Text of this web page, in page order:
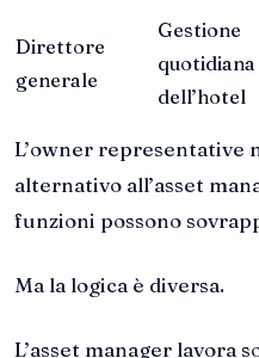
Direttore
generale
Gestione
quotidiana
dell’hotel
L’owner representative
alternativo all’asset
funzioni possono
Ma la logica è diversa.
L’asset manager lavora